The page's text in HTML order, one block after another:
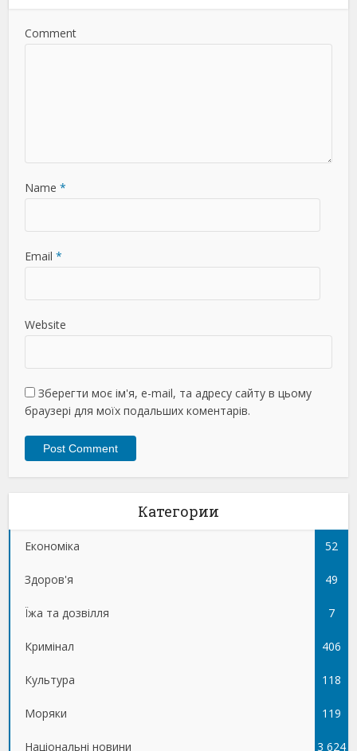
Comment
Name *
Email *
Website
Зберегти моє ім'я, e-mail, та адресу сайту в цьому
браузері для моїх подальших коментарів.
Категории
Економіка 52
Здоров'я 49
Їжа та дозвілля 7
Кримінал 406
Культура 118
Моряки 119
Національні новини 3 624